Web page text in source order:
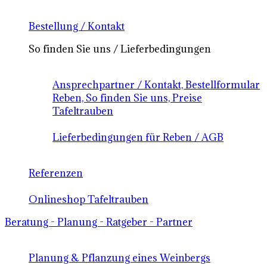
Bestellung / Kontakt
So finden Sie uns / Lieferbedingungen
Ansprechpartner / Kontakt, Bestellformular
Reben, So finden Sie uns, Preise
Tafeltrauben
Lieferbedingungen für Reben / AGB
Referenzen
Onlineshop Tafeltrauben
Beratung - Planung - Ratgeber - Partner
Planung & Pflanzung eines Weinbergs